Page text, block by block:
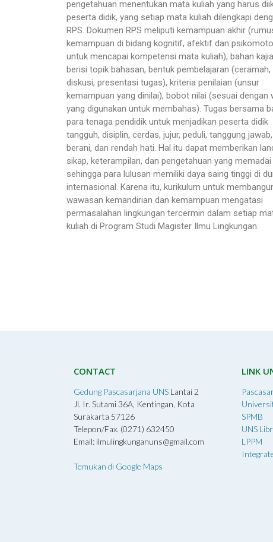
pengetahuan menentukan mata kuliah yang harus
peserta didik, yang setiap mata kuliah dilengkapi
RPS. Dokumen RPS meliputi kemampuan akhir
kemampuan di bidang kognitif, afektif dan
untuk mencapai kompetensi mata kuliah), bahan
berisi topik bahasan, bentuk pembelajaran (ceramah,
diskusi, presentasi tugas), kriteria penilaian (unsur
kemampuan yang dinilai), bobot nilai (sesuai dengan
yang digunakan untuk membahas). Tugas bersama
para tenaga pendidik untuk menjadikan peserta didik
tangguh, disiplin, cerdas, jujur, peduli, tanggung
berani, dan rendah hati. Hal itu dapat memberikan
sikap, keterampilan, dan pengetahuan yang memadai
sehingga para lulusan memiliki daya saing tinggi di
internasional. Karena itu, kurikulum untuk
wawasan kemandirian dan kemampuan mengatasi
permasalahan lingkungan tercermin dalam setiap
kuliah di Program Studi Magister Ilmu Lingkungan.
CONTACT
Gedung Pascasarjana UNS Lantai 2
Jl. Ir. Sutami 36A, Kentingan, Kota
Surakarta 57126
Telepon/Fax. (0271) 632450
Email: ilmulingkunganuns@gmail.com
Temukan di Google Maps
LINK
SPMB
UNS
LPPM